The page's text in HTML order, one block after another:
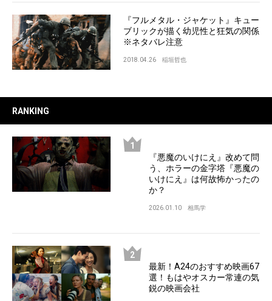
『フルメタル・ジャケット』キュー
ブリックが描く幼児性と狂気の関係
※ネタバレ注意
2018.04.26 稲垣哲也
RANKING
『悪魔のいけにえ』改めて問
う、ホラーの金字塔『悪魔の
いけにえ』は何故怖かったの
か？
2026.01.10 相馬学
最新！A24のおすすめ映画67
選！もはやオスカー常連の気
鋭の映画会社